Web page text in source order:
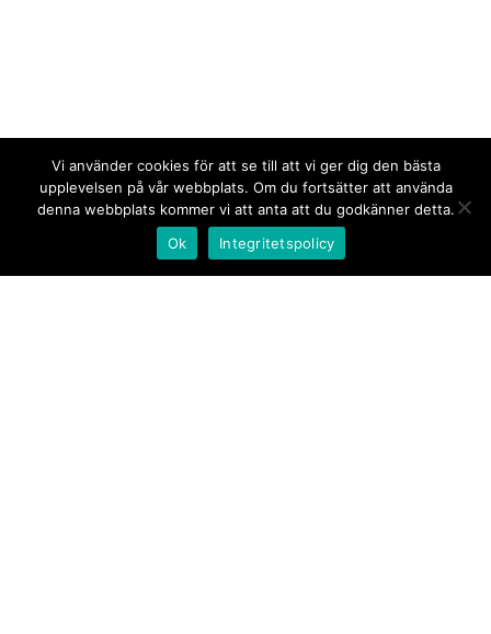
Vi använder cookies för att se till att vi ger dig den bästa
upplevelsen på vår webbplats. Om du fortsätter att använda
denna webbplats kommer vi att anta att du godkänner detta.
Ok
Integritetspolicy